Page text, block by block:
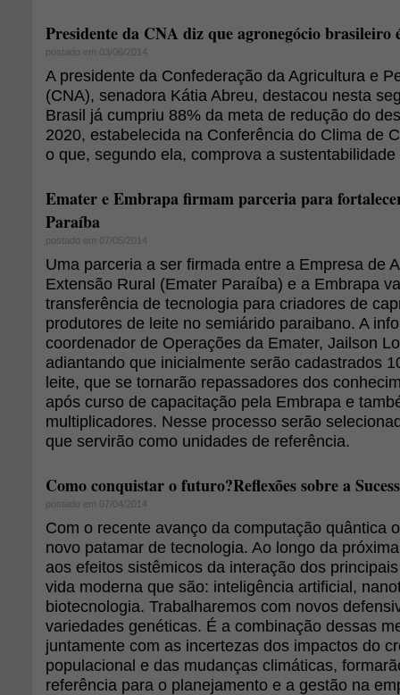
Presidente da CNA diz que agronegócio brasileiro
postado em 03/06/2014
A presidente da Confederação da Agricultura e
(CNA), senadora Kátia Abreu, destacou nesta
Brasil já cumpriu 88% da meta de redução do
2020, estabelecida na Conferência do Clima de
o que, segundo ela, comprova a
Emater e Embrapa firmam parceria para
Paraíba
postado em 07/05/2014
Uma parceria a ser firmada entre a Empresa de
Extensão Rural (Emater Paraíba) e a Embrapa
transferência de tecnologia para criadores de
produtores de leite no semiárido paraibano. A
coordenador de Operações da Emater, Jailson
adiantando que inicialmente serão cadastrados
leite, que se tornarão repassadores dos
após curso de capacitação pela Embrapa e
multiplicadores. Nesse processo serão
que servirão como unidades de referência.
Como conquistar o futuro?Reflexões sobre a
postado em 07/04/2014
Com o recente avanço da computação quântica
novo patamar de tecnologia. Ao longo da
aos efeitos sistêmicos da interação dos
vida moderna que são: inteligência artificial,
biotecnologia. Trabalharemos com novos
variedades genéticas. É a combinação dessas
juntamente com as incertezas dos impactos do
populacional e das mudanças climáticas,
referência para o planejamento e a gestão na